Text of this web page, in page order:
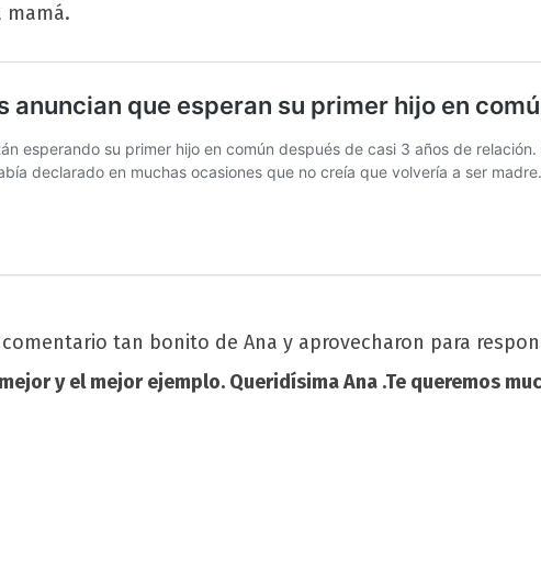
mamá.
tan bonito de Ana y aprovecharon para
y el mejor ejemplo. Queridísima Ana .Te queremos